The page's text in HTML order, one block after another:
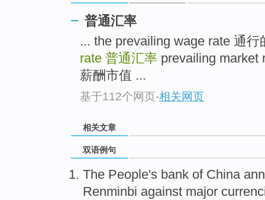
普通汇率
... the prevailing wage rate 通
rate 普通汇率 prevailing market
薪酬市值 ...
基于112个网页-相关网页
相关文章
双语例句
The People's bank of China
Renminbi against major